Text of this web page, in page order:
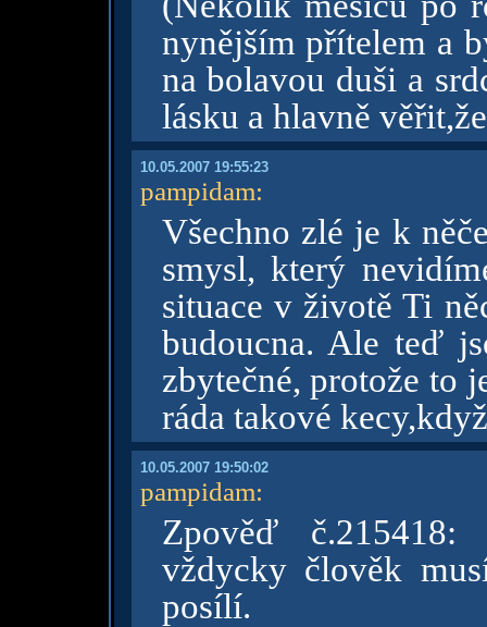
nynějším přítelem a
na bolavou duši a
lásku a hlavně
10.05.2007 19:55:23
pampidam:
Všechno zlé je k
smysl, který
situace v životě Ti
budoucna. Ale teď
zbytečné, protože to
ráda takové
10.05.2007 19:50:02
pampidam:
Zpověď
vždycky člověk
posílí.